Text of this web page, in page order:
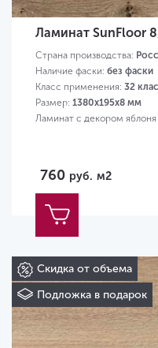
Ламинат SunFloor
Страна производства:
Наличие фаски: без фаски
Класс применения: 32
Размер: 1380х195х8 мм
Ламинат с декором яблоня
760 руб. м2
Скидка от объема
Подложка в подарок